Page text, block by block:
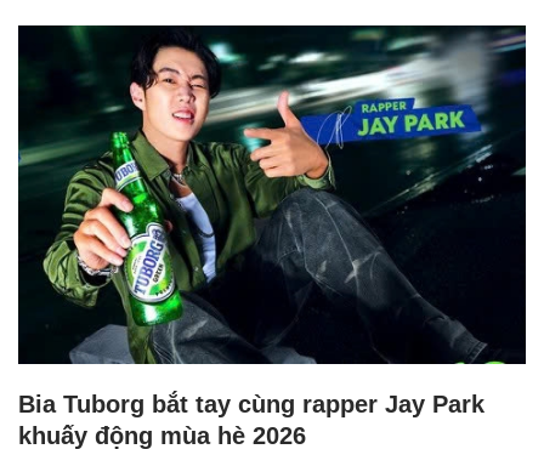
Bia Tuborg bắt tay cùng rapper Jay Park
khuấy động mùa hè 2026